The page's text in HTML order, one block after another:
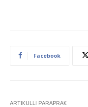
Facebook
ARTIKULLI PARAPRAK